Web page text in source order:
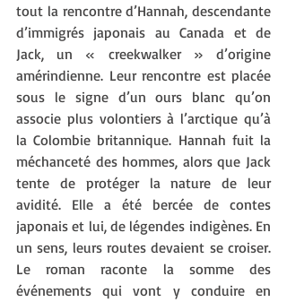
tout la rencontre d’Hannah, descendante
d’immigrés japonais au Canada et de
Jack, un « creekwalker » d’origine
amérindienne. Leur rencontre est placée
sous le signe d’un ours blanc qu’on
associe plus volontiers à l’arctique qu’à
la Colombie britannique. Hannah fuit la
méchanceté des hommes, alors que Jack
tente de protéger la nature de leur
avidité. Elle a été bercée de contes
japonais et lui, de légendes indigènes. En
un sens, leurs routes devaient se croiser.
Le roman raconte la somme des
événements qui vont y conduire en